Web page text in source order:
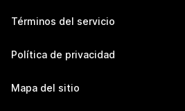
Términos del servicio
Política de privacidad
Mapa del sitio